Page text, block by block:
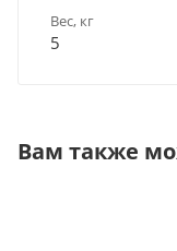
Вес, кг
5
Вам также